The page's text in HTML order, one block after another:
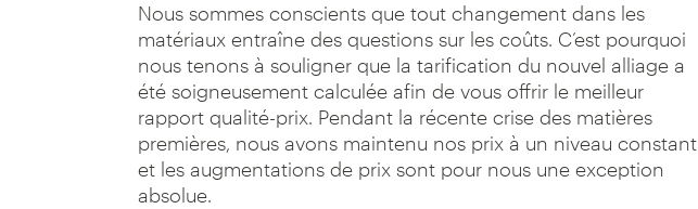
Nous sommes conscients que tout changement dans les
matériaux entraîne des questions sur les coûts. C’est pourquoi
nous tenons à souligner que la tarification du nouvel alliage a
été soigneusement calculée afin de vous offrir le meilleur
rapport qualité-prix. Pendant la récente crise des matières
premières, nous avons maintenu nos prix à un niveau constant
et les augmentations de prix sont pour nous une exception
absolue.